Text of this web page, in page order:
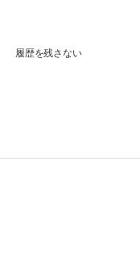
履歴を残さない